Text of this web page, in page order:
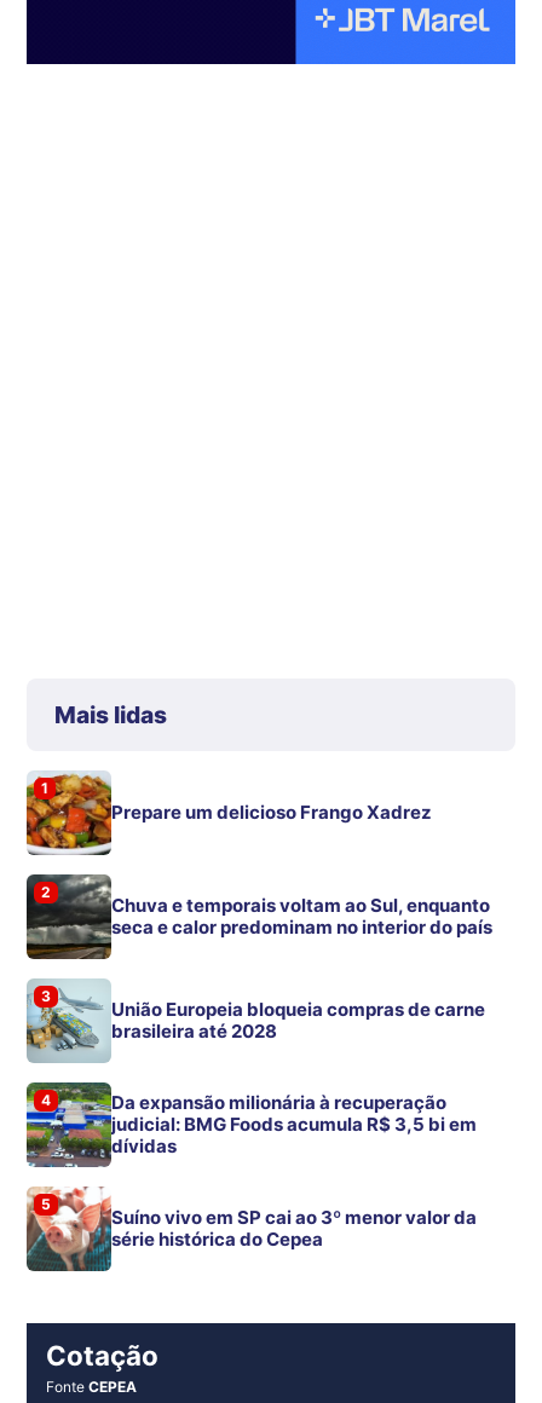
Mais lidas
1
Prepare um delicioso Frango Xadrez
2
Chuva e temporais voltam ao Sul, enquanto
seca e calor predominam no interior do país
3
União Europeia bloqueia compras de carne
brasileira até 2028
4
Da expansão milionária à recuperação
judicial: BMG Foods acumula R$ 3,5 bi em
dívidas
5
Suíno vivo em SP cai ao 3º menor valor da
série histórica do Cepea
Cotação
FonteCEPEA